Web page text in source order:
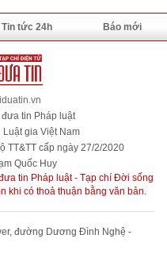
Tin tức 24h Báo mới
tin Pháp luật
gia Việt Nam
TT&TT cấp ngày 27/2/2020
Quốc Huy
tin Pháp luật - Tạp chí Đời sống
khi có thoả thuận bằng văn bản.
đường Dương Đình Nghệ -